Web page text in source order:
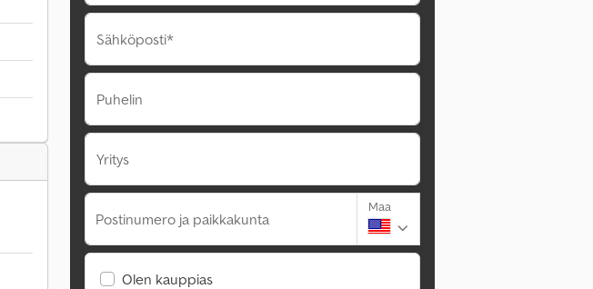
Sähköposti*
Puhelin
Yritys
Postinumero ja paikkakunta
Maa
Olen kauppias